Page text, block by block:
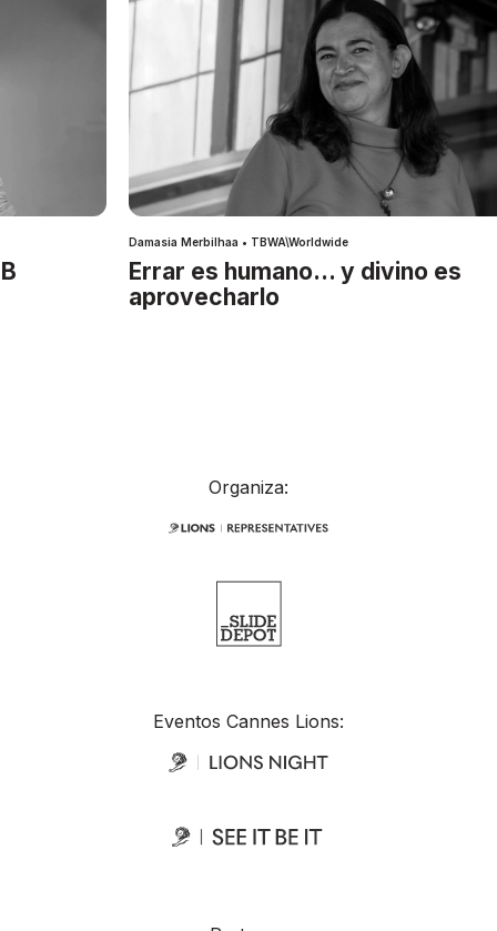
Damasia Merbilhaa • TBWA\Worldwide
Errar es humano… y divino es
aprovecharlo
Organiza:
Eventos Cannes Lions: